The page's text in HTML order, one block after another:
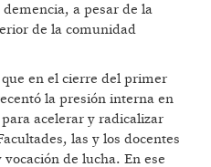
a pesar de la
de la comunidad
en el cierre del primer
la presión interna en
acelerar y radicalizar
las y los docentes
de lucha. En ese